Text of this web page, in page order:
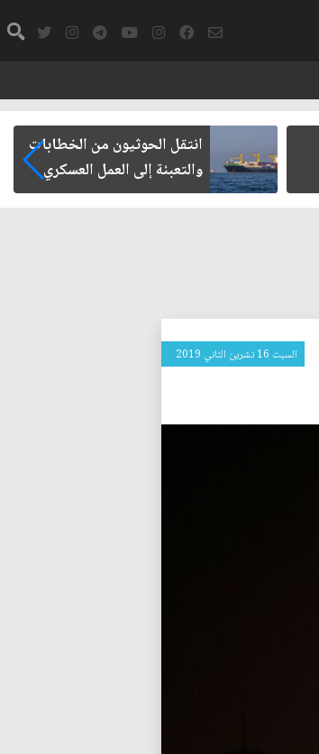
انتقل الحوثيون من الخطابات
والتعبئة إلى العمل العسكري
السبت 16 تشرين الثاني 2019